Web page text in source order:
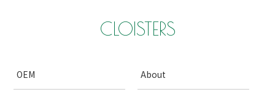
CLOISTERS
OEM About